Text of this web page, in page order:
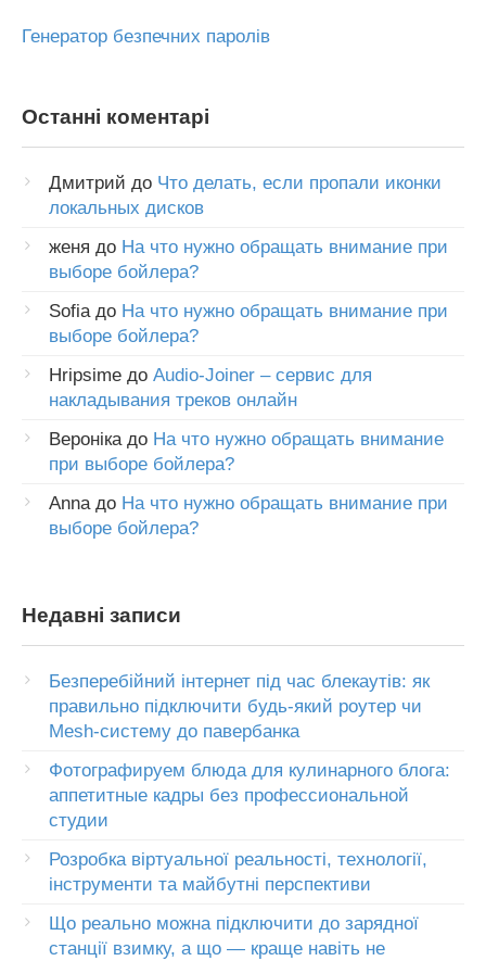
Генератор безпечних паролів
Останні коментарі
Дмитрий до Что делать, если пропали иконки
локальных дисков
женя до На что нужно обращать внимание при
выборе бойлера?
Sofia до На что нужно обращать внимание при
выборе бойлера?
Hripsime до Audio-Joiner – сервис для
накладывания треков онлайн
Вероніка до На что нужно обращать внимание
при выборе бойлера?
Anna до На что нужно обращать внимание при
выборе бойлера?
Недавні записи
Безперебійний інтернет під час блекаутів: як
правильно підключити будь-який роутер чи
Mesh-систему до павербанка
Фотографируем блюда для кулинарного блога:
аппетитные кадры без профессиональной
студии
Розробка віртуальної реальності, технології,
інструменти та майбутні перспективи
Що реально можна підключити до зарядної
станції взимку, а що — краще навіть не